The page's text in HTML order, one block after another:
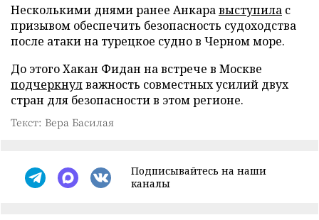
Несколькими днями ранее Анкаравыступила с
призывом обеспечить безопасность судоходства
после атаки на турецкое судно в Черном море.
До этого Хакан Фидан на встрече в Москве
подчеркнулважность совместных усилий двух
стран для безопасности в этом регионе.
Текст: Вера Басилая
Подписывайтесь на наши
каналы